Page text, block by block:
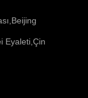
Eyaleti,Çin